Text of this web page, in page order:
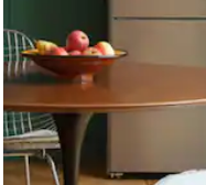
със стрелки